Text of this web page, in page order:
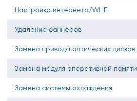
Настройка интернета/WI-FI
Удаление баннеров
Замена привода оптических дисков
Замена модуля оперативной памяти
Замена системы охлаждения